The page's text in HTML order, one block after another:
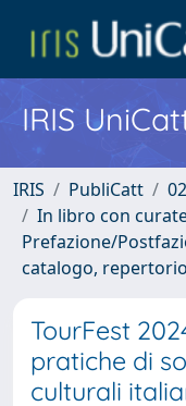
IRIS
IRIS PubliCatt
In libro con
Prefazione/
catalogo,
TourFest
pratiche di
culturali